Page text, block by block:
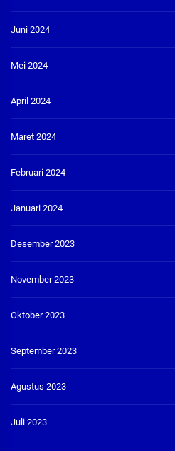
Juni 2024
Mei 2024
April 2024
Maret 2024
Februari 2024
Januari 2024
Desember 2023
November 2023
Oktober 2023
September 2023
Agustus 2023
Juli 2023